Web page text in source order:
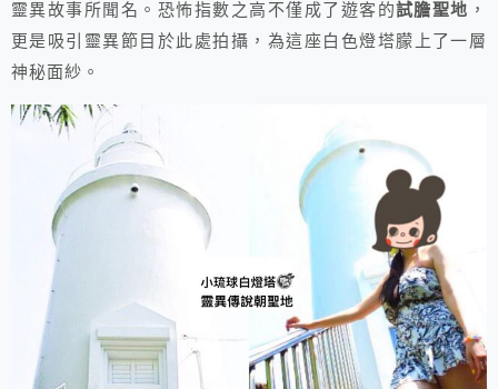
靈異故事所聞名。恐怖指數之高不僅成了遊客的試膽聖地 ，
更是吸引靈異節目於此處拍攝，為這座白色燈塔朦上了一層
神秘面紗。